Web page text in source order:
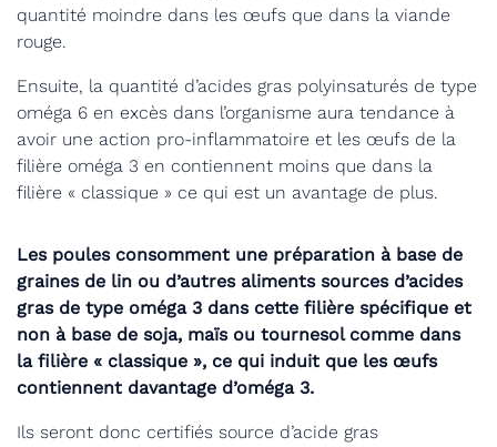
quantité moindre dans les œufs que dans la viande
rouge.
Ensuite, la quantité d’acides gras polyinsaturés de type
oméga 6 en excès dans l’organisme aura tendance à
avoir une action pro-inflammatoire et les œufs de la
filière oméga 3 en contiennent moins que dans la
filière « classique » ce qui est un avantage de plus.
Les poules consomment une préparation à base de
graines de lin ou d’autres aliments sources d’acides
gras de type oméga 3 dans cette filière spécifique et
non à base de soja, maïs ou tournesol comme dans
la filière « classique », ce qui induit que les œufs
contiennent davantage d’oméga 3.
Ils seront donc certifiés source d’acide gras